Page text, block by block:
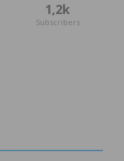
1,2k
Subscribers